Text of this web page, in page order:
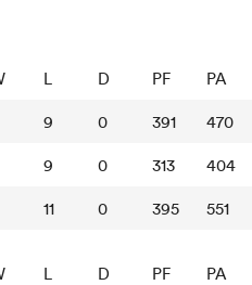
L D PF PA
9 0 391 470
9 0 313 404
11 0 395 551
L D PF PA